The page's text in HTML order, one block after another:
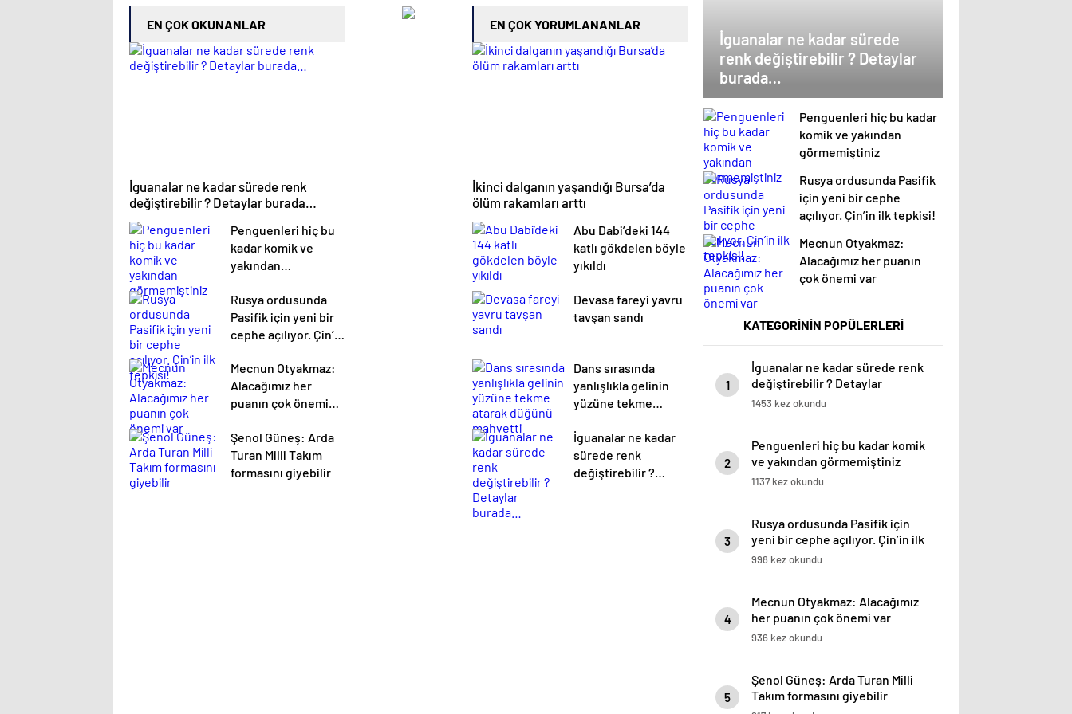
EN ÇOK OKUNANLAR
İguanalar ne kadar sürede renk
değiştirebilir ? Detaylar burada…
Penguenleri hiç bu
kadar komik ve
yakından
Rusya ordusunda
Pasifik için yeni bir
cephe açılıyor. Çin’in
Mecnun Otyakmaz:
Alacağımız her
puanın çok önemi
Şenol Güneş: Arda
Turan Milli Takım
formasını giyebilir
EN ÇOK YORUMLANANLAR
İkinci dalganın yaşandığı Bursa’da
ölüm rakamları arttı
Abu Dabi’deki 144
katlı gökdelen böyle
yıkıldı
Devasa fareyi yavru
tavşan sandı
Dans sırasında
yanlışlıkla gelinin
yüzüne tekme
mahvetti
İguanalar ne kadar
sürede renk
değiştirebilir ?
İguanalar ne kadar sürede
renk değiştirebilir ? Detaylar
burada…
Penguenleri hiç bu kadar
komik ve yakından
görmemiştiniz
Rusya ordusunda Pasifik
için yeni bir cephe
açılıyor. Çin’in ilk tepkisi!
Mecnun Otyakmaz:
Alacağımız her puanın
çok önemi var
KATEGORİNİN POPÜLERLERİ
1
İguanalar ne kadar sürede renk
değiştirebilir ? Detaylar
burada…
1453 kez okundu
2
Penguenleri hiç bu kadar komik
ve yakından görmemiştiniz
1137 kez okundu
3
Rusya ordusunda Pasifik için
yeni bir cephe açılıyor. Çin’in ilk
tepkisi!
998 kez okundu
4
Mecnun Otyakmaz: Alacağımız
her puanın çok önemi var
936 kez okundu
5
Şenol Güneş: Arda Turan Milli
Takım formasını giyebilir